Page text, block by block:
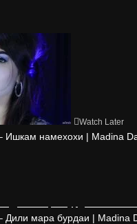
Watch Later
Ишкам намехохи | Madina
Дили мара бурдаи | Madina